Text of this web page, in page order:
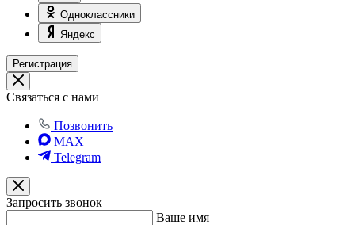
Одноклассники
Яндекс
Регистрация
Связаться с нами
Позвонить
MAX
Telegram
Запросить звонок
Ваше имя